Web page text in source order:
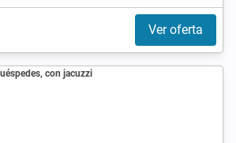
Ver oferta